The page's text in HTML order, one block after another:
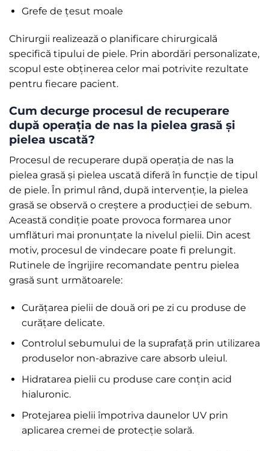
Grefe de țesut moale
Chirurgii realizează o planificare chirurgicală
specifică tipului de piele. Prin abordări personalizate,
scopul este obținerea celor mai potrivite rezultate
pentru fiecare pacient.
Cum decurge procesul de recuperare
după operația de nas la pielea grasă și
pielea uscată?
Procesul de recuperare după operația de nas la
pielea grasă și pielea uscată diferă în funcție de tipul
de piele. În primul rând, după intervenție, la pielea
grasă se observă o creștere a producției de sebum.
Această condiție poate provoca formarea unor
umflături mai pronunțate la nivelul pielii. Din acest
motiv, procesul de vindecare poate fi prelungit.
Rutinele de îngrijire recomandate pentru pielea
grasă sunt următoarele:
Curățarea pielii de două ori pe zi cu produse de
curățare delicate.
Controlul sebumului de la suprafață prin utilizarea
produselor non-abrazive care absorb uleiul.
Hidratarea pielii cu produse care conțin acid
hialuronic.
Protejarea pielii împotriva daunelor UV prin
aplicarea cremei de protecție solară.